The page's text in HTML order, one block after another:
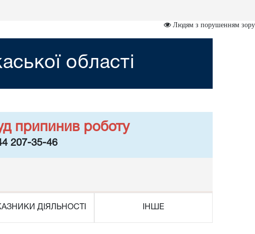
Людям з порушенням зору
області
припинив роботу
207-35-46
ДІЯЛЬНОСТІ ІНШЕ